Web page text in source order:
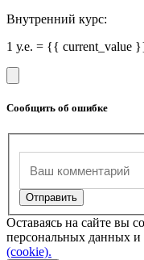
Внутренний курс:
1 у.е. = {{ current_value
Сообщить об ошибке
Оставаясь на сайте вы
персональных данных и
(cookie).